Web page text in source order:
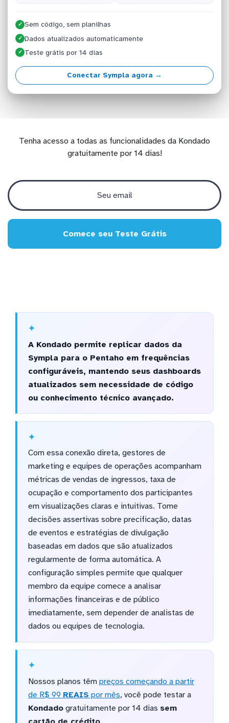
✓ Sem código, sem planilhas
✓ Dados atualizados automaticamente
✓ Teste grátis por 14 dias
Conectar Sympla agora →
Tenha acesso a todas as funcionalidades da Kondado
gratuitamente por 14 dias!
Comece seu Teste Grátis
A Kondado permite replicar dados da
Sympla para o Pentaho em frequências
configuráveis, mantendo seus dashboards
atualizados sem necessidade de código
ou conhecimento técnico avançado.
Com essa conexão direta, gestores de
marketing e equipes de operações acompanham
métricas de vendas de ingressos, taxa de
ocupação e comportamento dos participantes
em visualizações claras e intuitivas. Tome
decisões assertivas sobre precificação, datas
de eventos e estratégias de divulgação
baseadas em dados que são atualizados
regularmente de forma automática. A
configuração simples permite que qualquer
membro da equipe comece a analisar
informações financeiras e de público
imediatamente, sem depender de analistas de
dados ou equipes de tecnologia.
Nossos planos têm preços começando a partir
de R$ 99 REAIS por mês, você pode testar a
Kondadogratuitamente por 14 dias sem